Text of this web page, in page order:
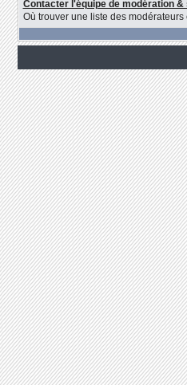
Contacter l'équipe de modération
Où trouver une liste des